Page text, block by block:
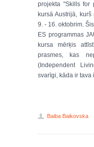
projekta "Skills for
kursā Austrijā,
9. - 16. oktobrim.
ES programmas
kursa mērķis
prasmes, kas
(Independent
svarīgi, kāda ir tava
Baiba Baikovska